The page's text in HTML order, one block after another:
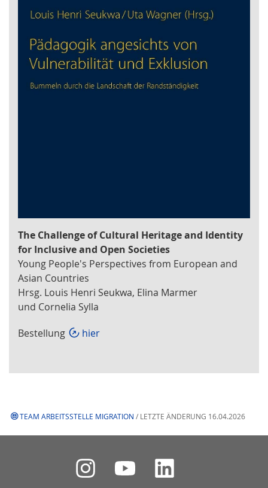
The Challenge of Cultural Heritage and Identity
for Inclusive and Open Societies
Young People's Perspectives from European and
Asian Countries
Hrsg. Louis Henri Seukwa, Elina Marmer
und Cornelia Sylla
Bestellung
hier
TEAM ARBEITSSTELLE MIGRATION / LETZTE ÄNDERUNG 16.04.2026